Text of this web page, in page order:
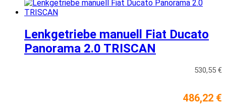
Lenkgetriebe manuell Fiat Ducato
Panorama 2.0 TRISCAN
530,55 €
486,22 €